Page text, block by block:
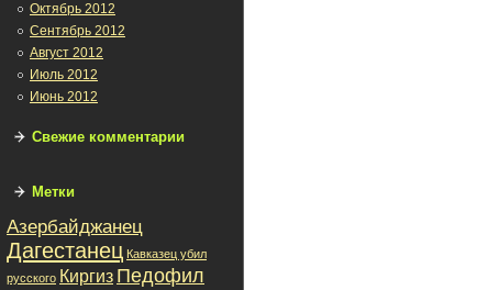
Октябрь 2012
Сентябрь 2012
Август 2012
Июль 2012
Июнь 2012
Свежие комментарии
Метки
Азербайджанец
Дагестанец Кавказец убил
русского Киргиз Педофил